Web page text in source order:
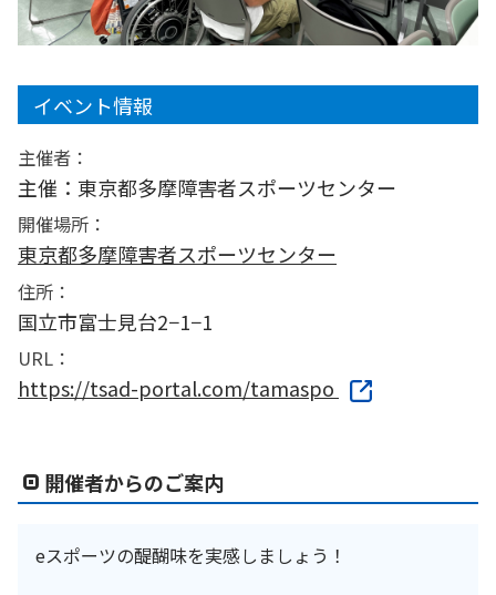
イベント情報
主催者：
主催：東京都多摩障害者スポーツセンター
開催場所：
東京都多摩障害者スポーツセンター
住所：
国立市富士見台2−1−1
URL：
https://tsad-portal.com/tamaspo
開催者からのご案内
eスポーツの醍醐味を実感しましょう！